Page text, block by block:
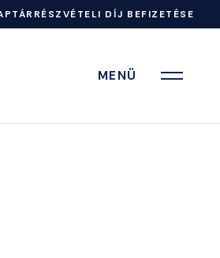
RÉSZVÉTELI DÍJ BEFIZETÉSE
MENÜ